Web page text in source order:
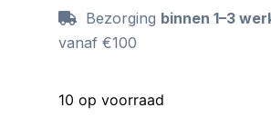
Bezorging binnen 1–3
vanaf €100
10 op voorraad